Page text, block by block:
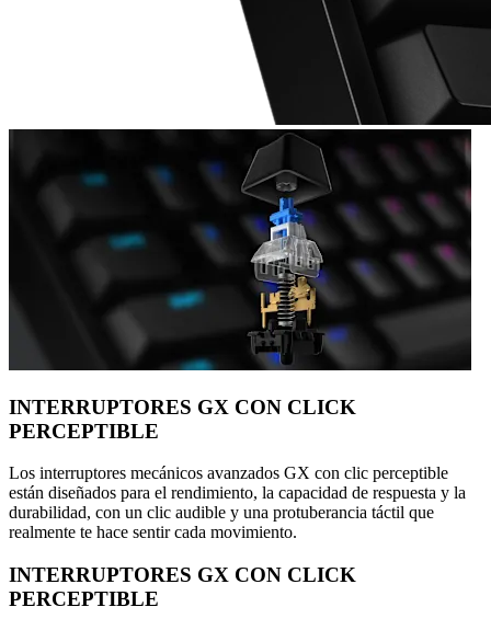
INTERRUPTORES GX CON CLICK
PERCEPTIBLE
Los interruptores mecánicos avanzados GX con clic perceptible
están diseñados para el rendimiento, la capacidad de respuesta y la
durabilidad, con un clic audible y una protuberancia táctil que
realmente te hace sentir cada movimiento.
INTERRUPTORES GX CON CLICK
PERCEPTIBLE